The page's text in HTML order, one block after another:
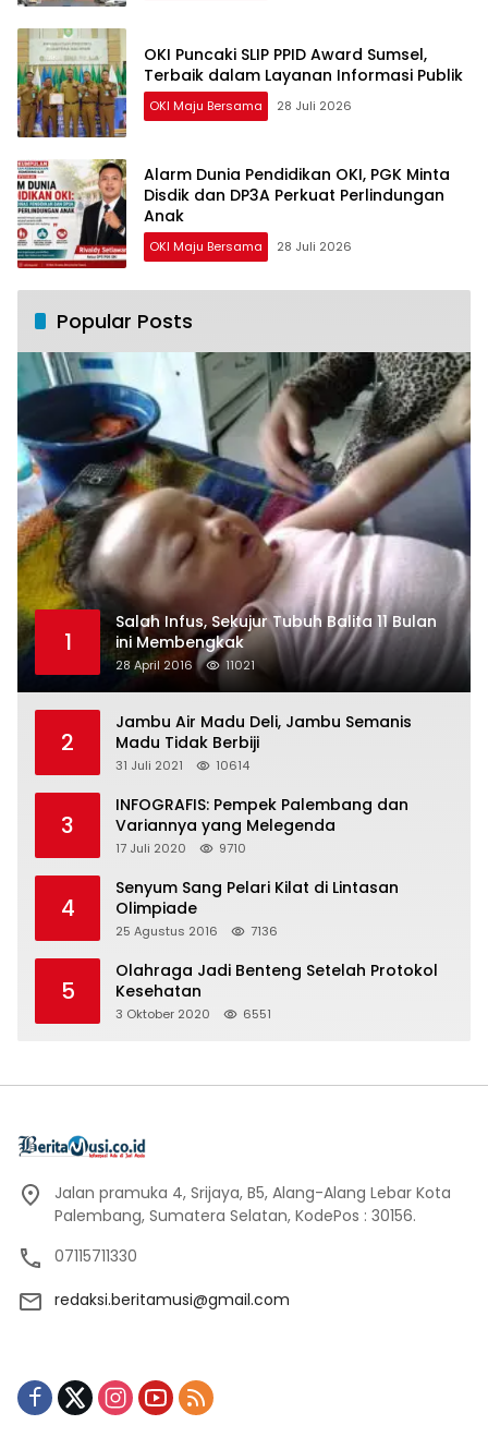
OKI Puncaki SLIP PPID Award Sumsel,
Terbaik dalam Layanan Informasi Publik
OKI Maju Bersama 28 Juli 2026
Alarm Dunia Pendidikan OKI, PGK Minta
Disdik dan DP3A Perkuat Perlindungan
Anak
OKI Maju Bersama 28 Juli 2026
Popular Posts
1
Salah Infus, Sekujur Tubuh Balita 11 Bulan
ini Membengkak
28 April 2016 11021
2
Jambu Air Madu Deli, Jambu Semanis
Madu Tidak Berbiji
31 Juli 2021 10614
3
INFOGRAFIS: Pempek Palembang dan
Variannya yang Melegenda
17 Juli 2020 9710
4
Senyum Sang Pelari Kilat di Lintasan
Olimpiade
25 Agustus 2016 7136
5
Olahraga Jadi Benteng Setelah Protokol
Kesehatan
3 Oktober 2020 6551
Jalan pramuka 4, Srijaya, B5, Alang-Alang Lebar Kota
Palembang, Sumatera Selatan, KodePos : 30156.
07115711330
redaksi.beritamusi@gmail.com